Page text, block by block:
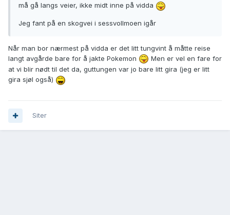
må gå langs veier, ikke midt inne på vidda
Jeg fant på en skogvei i sessvollmoen igår
Når man bor nærmest på vidda er det litt tungvint å måtte reise
langt avgårde bare for å jakte Pokemon
Men er vel en fare for
at vi blir nødt til det da, guttungen var jo bare litt gira (jeg er litt
gira sjøl også)
Siter